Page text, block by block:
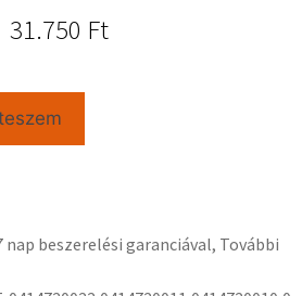
31.750 Ft
beszerelési garanciával, További